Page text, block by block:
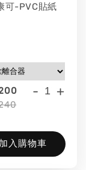
可-PVC貼紙
- +
加入購物車